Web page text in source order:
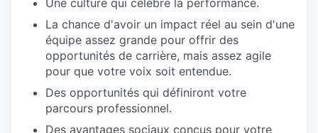
Une culture qui célèbre la performance.
La chance d'avoir un impact réel au sein d'une
équipe assez grande pour offrir des
opportunités de carrière, mais assez agile
pour que votre voix soit entendue.
Des opportunités qui définiront votre
parcours professionnel.
Des avantages sociaux conçus pour votre